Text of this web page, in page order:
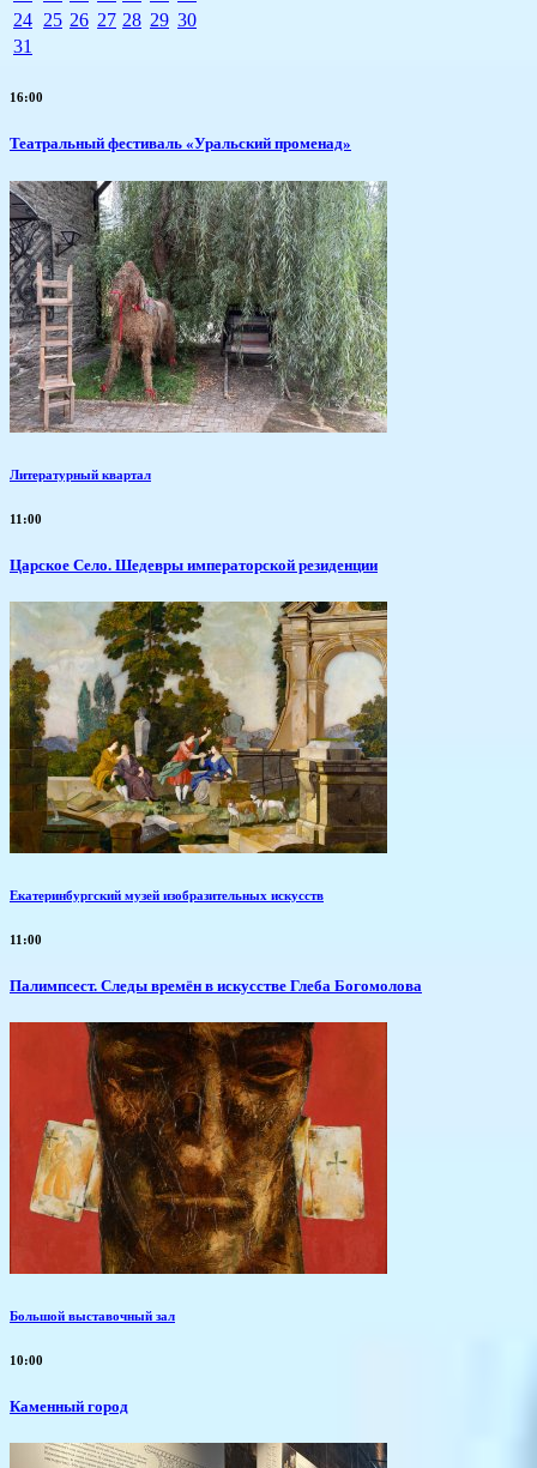
24 25 26 27 28 29 30
31
16:00
Театральный фестиваль «Уральский променад»
Литературный квартал
11:00
Царское Село. Шедевры императорской резиденции
Екатеринбургский музей изобразительных искусств
11:00
Палимпсест. Следы времён в искусстве Глеба Богомолова
Большой выставочный зал
10:00
Каменный город